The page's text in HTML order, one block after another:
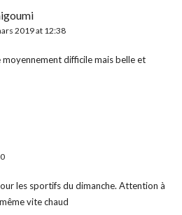
2019 at 12:38
moyennement difficile mais belle et
les sportifs du dimanche. Attention à
vite chaud